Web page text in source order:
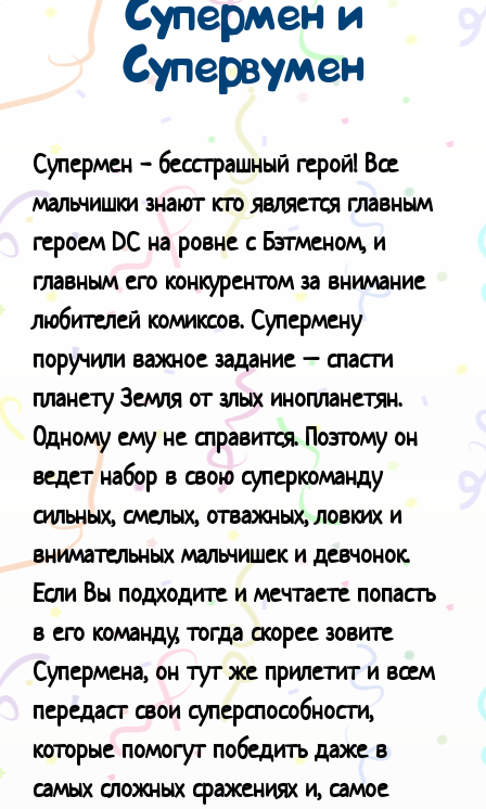
Супермен и
Супервумен
Супермен - бесстрашный герой! Все
мальчишки знают кто является главным
героем DC на ровне с Бэтменом, и
главным его конкурентом за внимание
любителей комиксов. Супермену
поручили важное задание – спасти
планету Земля от злых инопланетян.
Одному ему не справится. Поэтому он
ведет набор в свою суперкоманду
сильных, смелых, отважных, ловких и
внимательных мальчишек и девчонок.
Если Вы подходите и мечтаете попасть
в его команду, тогда скорее зовите
Супермена, он тут же прилетит и всем
передаст свои суперспособности,
которые помогут победить даже в
самых сложных сражениях и, самое